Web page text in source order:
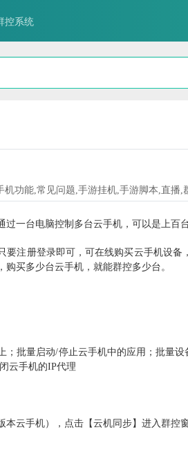
控系统
机功能,常见问题,手游挂机,手游脚本,直播,
一台电脑控制多台云手机，可以是上百
要注册登录即可，可在线购买云手机设备
买多少台云手机，就能群控多少台。
；批量启动/停止云手机中的应用；批量
云手机的IP代理
云手机），点击【云机同步】进入群控